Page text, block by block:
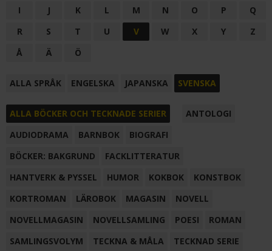
I
J K L M N O P
Q
R
S T U V W X Y
Z
Å
Ä Ö
ALLA SPRÅK ENGELSKA JAPANSKA SVENSKA
ALLA BÖCKER OCH TECKNADE SERIER
ANTOLOGI
AUDIODRAMA
BARNBOK
BIOGRAFI
BÖCKER: BAKGRUND
FACKLITTERATUR
HANTVERK & PYSSEL
HUMOR KOKBOK
KONSTBOK
KORTROMAN
LÄROBOK MAGASIN
NOVELL
NOVELLMAGASIN
NOVELLSAMLING POESI
ROMAN
SAMLINGSVOLYM
TECKNA & MÅLA TECKNAD SERIE